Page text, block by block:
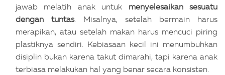
jawab melatih anak untuk menyelesaikan sesuatu
dengan tuntas. Misalnya, setelah bermain harus
merapikan, atau setelah makan harus mencuci piring
plastiknya sendiri. Kebiasaan kecil ini menumbuhkan
disiplin bukan karena takut dimarahi, tapi karena anak
terbiasa melakukan hal yang benar secara konsisten.